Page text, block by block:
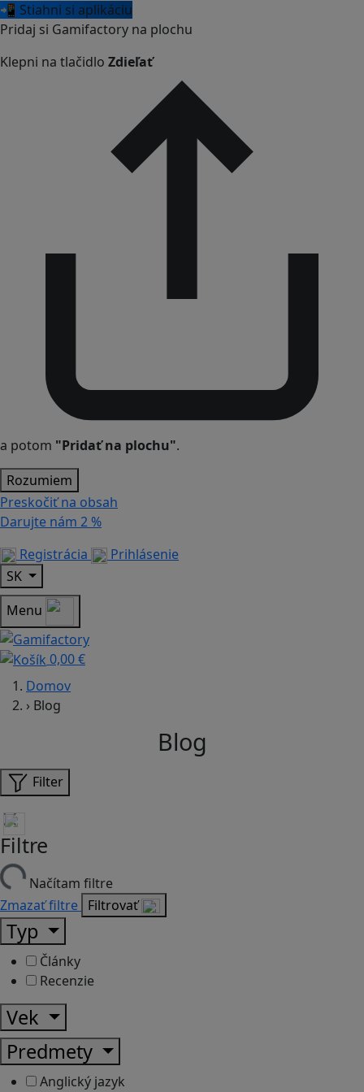
📲 Stiahni si aplikáciu
Pridaj si Gamifactory na plochu
Klepni na tlačidlo Zdieľať
a potom "Pridať na plochu".
Rozumiem
Preskočiť na obsah
Darujte nám 2 %
Registrácia
Prihlásenie
SK
Menu
0,00 €
Domov
› Blog
Blog
Filter
Filtre
Načítam filtre
Zmazať filtre Filtrovať
Typ
Články
Recenzie
Vek
Predmety
Anglický jazyk